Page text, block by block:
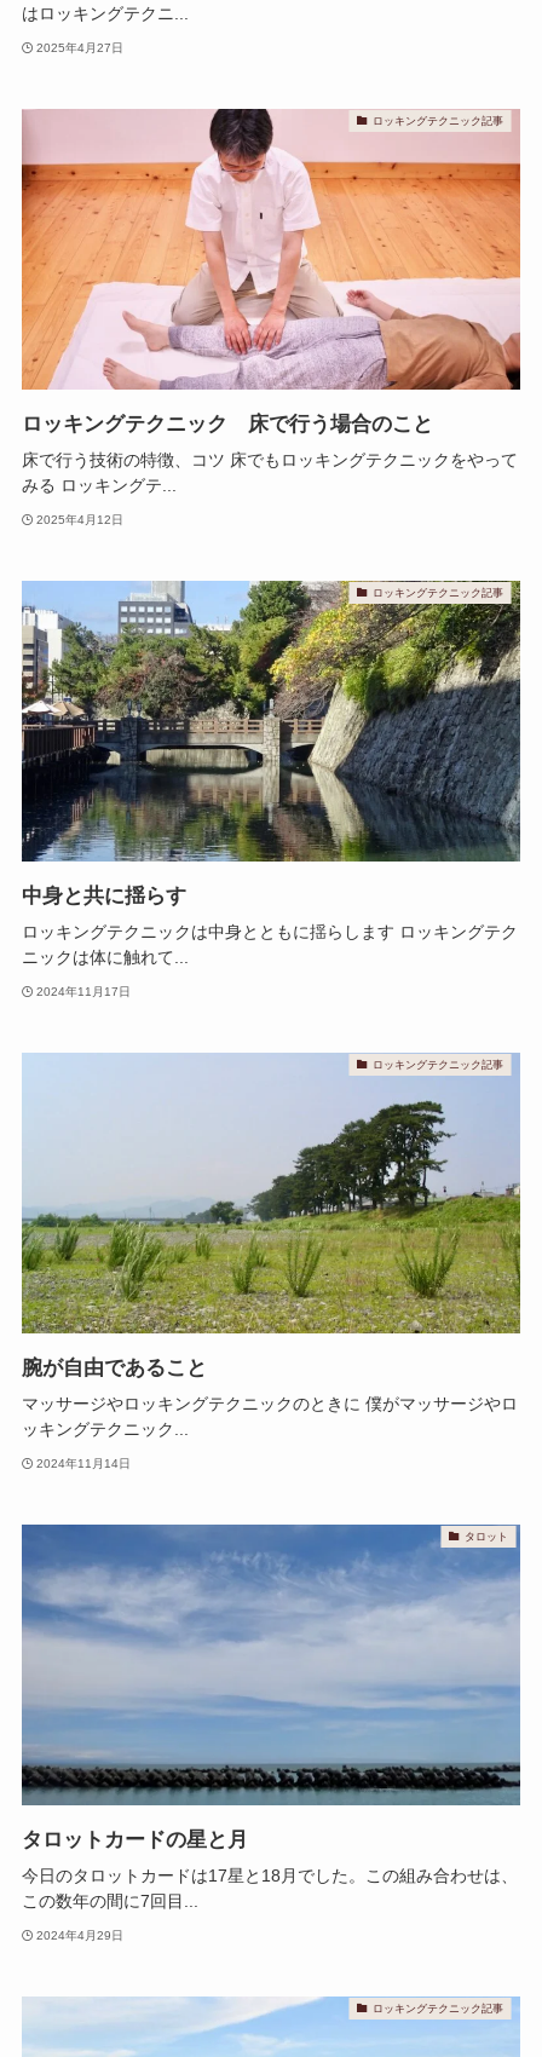
はロッキングテクニ...
2025年4月27日
ロッキングテクニック記事
ロッキングテクニック 床で行う場合のこと
床で行う技術の特徴、コツ 床でもロッキングテクニックをやって
みる ロッキングテ...
2025年4月12日
ロッキングテクニック記事
中身と共に揺らす
ロッキングテクニックは中身とともに揺らします ロッキングテク
ニックは体に触れて...
2024年11月17日
ロッキングテクニック記事
腕が自由であること
マッサージやロッキングテクニックのときに 僕がマッサージやロ
ッキングテクニック...
2024年11月14日
タロット
タロットカードの星と月
今日のタロットカードは17星と18月でした。この組み合わせは、
この数年の間に7回目...
2024年4月29日
ロッキングテクニック記事